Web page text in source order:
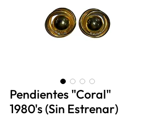
Pendientes "Coral"
1980's (Sin Estrenar)